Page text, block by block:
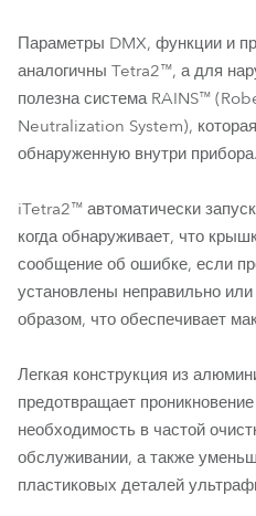
Параметры DMX, функции и
аналогичны Tetra2™, а для
полезна система RAINS™
Neutralization System),
обнаруженную внутри прибора.
iTetra2™ автоматически
когда обнаруживает, что
сообщение об ошибке, если
установлены неправильно
образом, что обеспечивает
Легкая конструкция из
предотвращает
необходимость в частой
обслуживании, а также
пластиковых деталей